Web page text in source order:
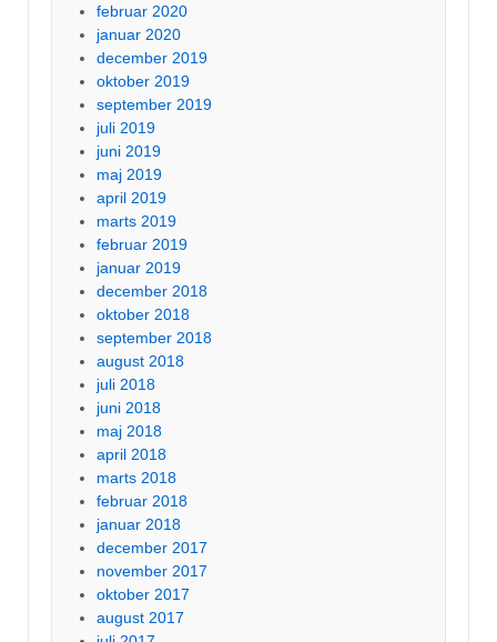
februar 2020
januar 2020
december 2019
oktober 2019
september 2019
juli 2019
juni 2019
maj 2019
april 2019
marts 2019
februar 2019
januar 2019
december 2018
oktober 2018
september 2018
august 2018
juli 2018
juni 2018
maj 2018
april 2018
marts 2018
februar 2018
januar 2018
december 2017
november 2017
oktober 2017
august 2017